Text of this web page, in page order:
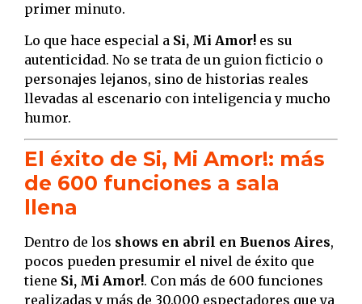
primer minuto.
Lo que hace especial a Si, Mi Amor! es su
autenticidad. No se trata de un guion ficticio o
personajes lejanos, sino de historias reales
llevadas al escenario con inteligencia y mucho
humor.
El éxito de Si, Mi Amor!: más
de 600 funciones a sala
llena
Dentro de los shows en abril en Buenos Aires,
pocos pueden presumir el nivel de éxito que
tiene Si, Mi Amor!. Con más de 600 funciones
realizadas y más de 30.000 espectadores que ya